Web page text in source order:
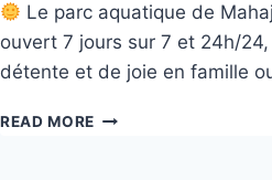
Le parc aquatique de
ouvert 7 jours sur 7 et 24h/
détente et de joie en famille
READ MORE